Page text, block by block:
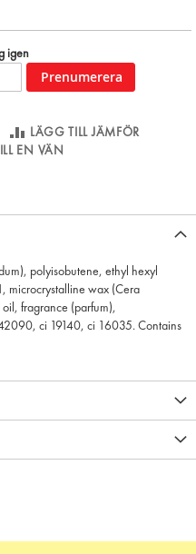
igen
Prenumerera
LÄGG TILL JÄMFÖR
EN VÄN
polyisobutene, ethyl hexyl
microcrystalline wax (Cera
oil, fragrance (parfum),
ci 19140, ci 16035. Contains